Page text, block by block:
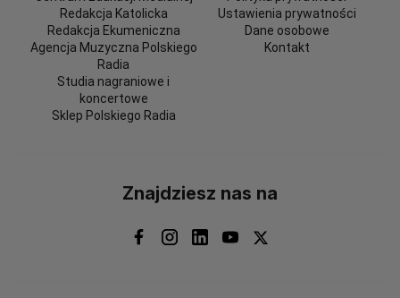
Redakcja Katolicka
Redakcja Ekumeniczna
Agencja Muzyczna Polskiego
Radia
Studia nagraniowe i
koncertowe
Sklep Polskiego Radia
Ustawienia prywatności
Dane osobowe
Kontakt
Znajdziesz nas na